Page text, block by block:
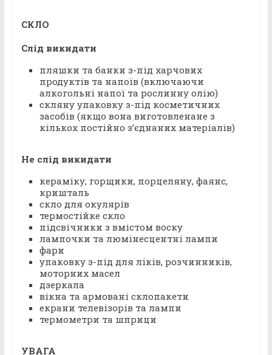
СКЛО
Слід викидати
пляшки та банки з-під харчових
продуктів та напоїв (включаючи
алкогольні напої та рослинну олію)
скляну упаковку з-під косметичних
засобів (якщо вона виготовлена​не з
кількох постійно з’єднаних матеріалів)
Не слід викидати
кераміку, горщики, порцеляну, фаянс,
кришталь
скло для окулярів
термостійке скло
підсвічники з вмістом воску
лампочки та люмінесцентні лампи
фари
упаковку з-під для ліків, розчинників,
моторних масел
дзеркала
вікна та армовані склопакети
екрани телевізорів та лампи
термометри та шприци
УВАГА